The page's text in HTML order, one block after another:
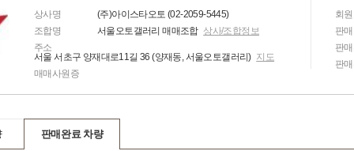
상사명
(주)아이스타오토 (02-2059-5445)
조합명
서울오토갤러리 매매조합 상사/조합정보
주소
서울 서초구 양재대로11길 36 (양재동, 서울오토갤러리) 지도
매매사원증
회
판
판
판
판매완료 차량